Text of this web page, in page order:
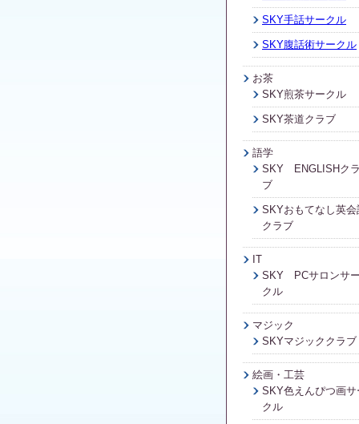
SKY手話サークル
SKY腹話術サークル
お茶
SKY煎茶サークル
SKY茶道クラブ
語学
SKY ENGLISHクラ
ブ
SKYおもてなし英会
クラブ
IT
SKY PCサロンサー
クル
マジック
SKYマジッククラブ
絵画・工芸
SKY色えんぴつ画サ
クル